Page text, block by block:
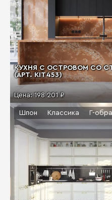
КУХНЯ С ОСТРОВОМ СО
(АРТ. KIT453)
Цена:198 201 ₽
Шпон Классика Г-